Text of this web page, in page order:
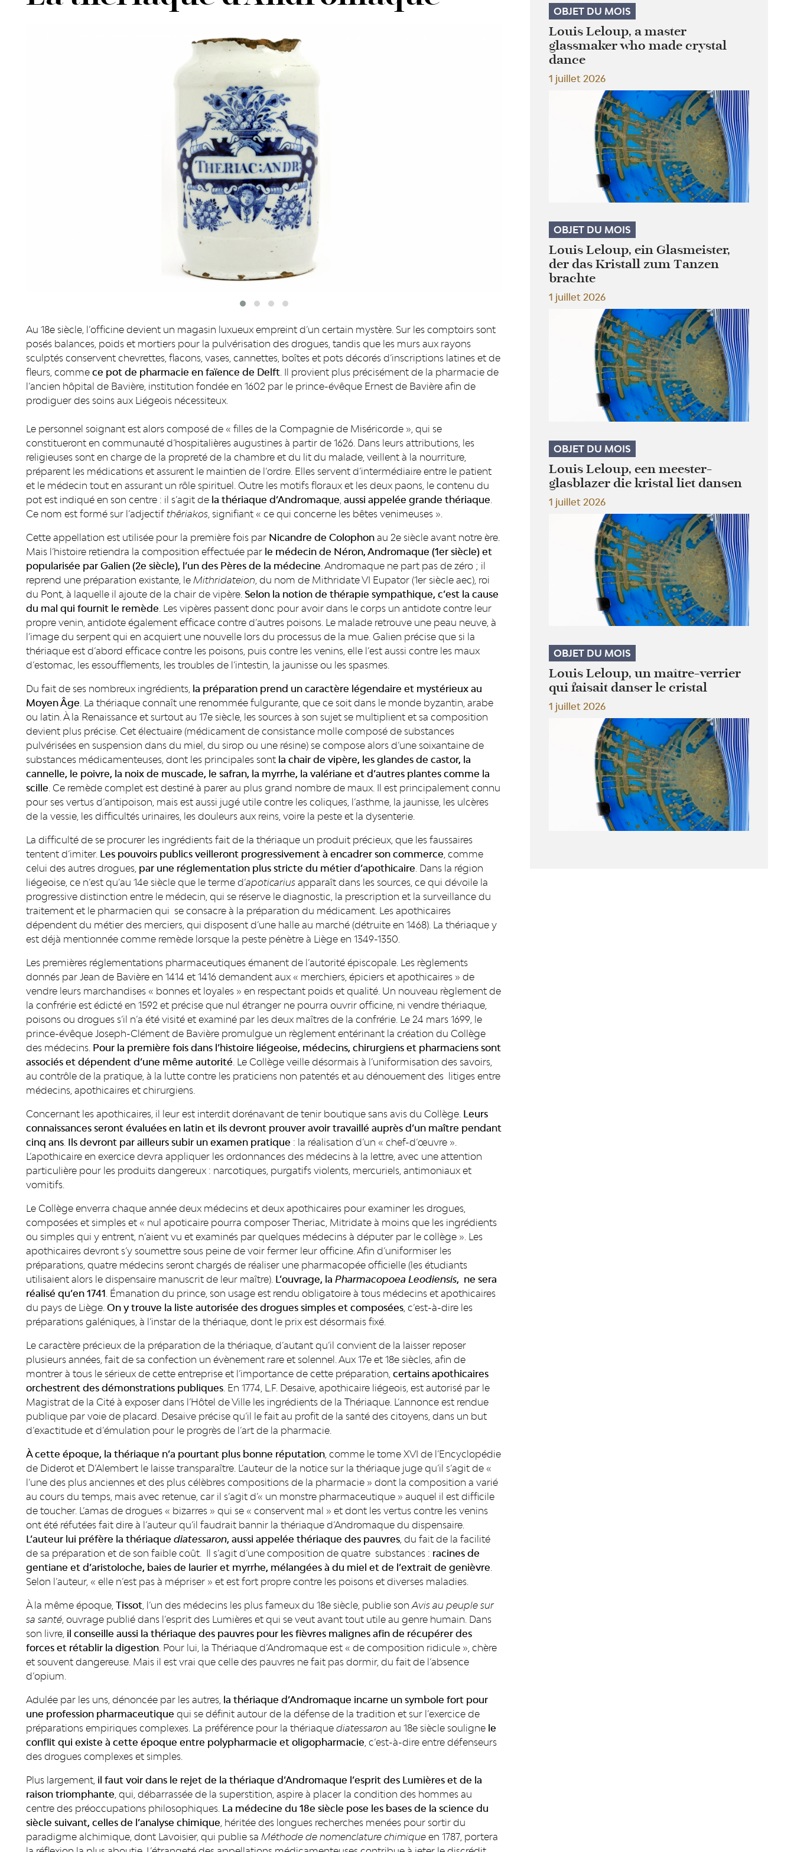
Au 18e siècle, l’officine devient un magasin luxueux empreint d’un certain mystère. Sur les comptoirs sont
posés balances, poids et mortiers pour la pulvérisation des drogues, tandis que les murs aux rayons
sculptés conservent chevrettes, flacons, vases, cannettes, boîtes et pots décorés d’inscriptions latines et de
fleurs, comme ce pot de pharmacie en faïence de Delft. Il provient plus précisément de la pharmacie de
l’ancien hôpital de Bavière, institution fondée en 1602 par le prince-évêque Ernest de Bavière afin de
prodiguer des soins aux Liégeois nécessiteux.
Le personnel soignant est alors composé de « filles de la Compagnie de Miséricorde », qui se
constitueront en communauté d’hospitalières augustines à partir de 1626. Dans leurs attributions, les
religieuses sont en charge de la propreté de la chambre et du lit du malade, veillent à la nourriture,
préparent les médications et assurent le maintien de l’ordre. Elles servent d’intermédiaire entre le patient
et le médecin tout en assurant un rôle spirituel. Outre les motifs floraux et les deux paons, le contenu du
pot est indiqué en son centre : il s’agit de la thériaque d’Andromaque, aussi appelée grande thériaque.
Ce nom est formé sur l’adjectif thêriakos, signifiant « ce qui concerne les bêtes venimeuses ».
Cette appellation est utilisée pour la première fois par Nicandre de Colophon au 2e siècle avant notre ère.
Mais l’histoire retiendra la composition effectuée par le médecin de Néron, Andromaque (1er siècle) et
popularisée par Galien (2e siècle), l’un des Pères de la médecine. Andromaque ne part pas de zéro ; il
reprend une préparation existante, le Mithridateion, du nom de Mithridate VI Eupator (1er siècle aec), roi
du Pont, à laquelle il ajoute de la chair de vipère. Selon la notion de thérapie sympathique, c’est la cause
du mal qui fournit le remède. Les vipères passent donc pour avoir dans le corps un antidote contre leur
propre venin, antidote également efficace contre d’autres poisons. Le malade retrouve une peau neuve, à
l’image du serpent qui en acquiert une nouvelle lors du processus de la mue. Galien précise que si la
thériaque est d’abord efficace contre les poisons, puis contre les venins, elle l’est aussi contre les maux
d’estomac, les essoufflements, les troubles de l’intestin, la jaunisse ou les spasmes.
Du fait de ses nombreux ingrédients, la préparation prend un caractère légendaire et mystérieux au
Moyen Âge. La thériaque connaît une renommée fulgurante, que ce soit dans le monde byzantin, arabe
ou latin. À la Renaissance et surtout au 17e siècle, les sources à son sujet se multiplient et sa composition
devient plus précise. Cet électuaire (médicament de consistance molle composé de substances
pulvérisées en suspension dans du miel, du sirop ou une résine) se compose alors d’une soixantaine de
substances médicamenteuses, dont les principales sont la chair de vipère, les glandes de castor, la
cannelle, le poivre, la noix de muscade, le safran, la myrrhe, la valériane et d’autres plantes comme la
scille. Ce remède complet est destiné à parer au plus grand nombre de maux. Il est principalement connu
pour ses vertus d’antipoison, mais est aussi jugé utile contre les coliques, l’asthme, la jaunisse, les ulcères
de la vessie, les difficultés urinaires, les douleurs aux reins, voire la peste et la dysenterie.
La difficulté de se procurer les ingrédients fait de la thériaque un produit précieux, que les faussaires
tentent d’imiter. Les pouvoirs publics veilleront progressivement à encadrer son commerce, comme
celui des autres drogues, par une réglementation plus stricte du métier d’apothicaire. Dans la région
liégeoise, ce n’est qu’au 14e siècle que le terme d’apoticarius apparaît dans les sources, ce qui dévoile la
progressive distinction entre le médecin, qui se réserve le diagnostic, la prescription et la surveillance du
traitement et le pharmacien qui se consacre à la préparation du médicament. Les apothicaires
dépendent du métier des merciers, qui disposent d’une halle au marché (détruite en 1468). La thériaque y
est déjà mentionnée comme remède lorsque la peste pénètre à Liège en 1349-1350.
Les premières réglementations pharmaceutiques émanent de l’autorité épiscopale. Les règlements
donnés par Jean de Bavière en 1414 et 1416 demandent aux « merchiers, épiciers et apothicaires » de
vendre leurs marchandises « bonnes et loyales » en respectant poids et qualité. Un nouveau règlement de
la confrérie est édicté en 1592 et précise que nul étranger ne pourra ouvrir officine, ni vendre thériaque,
poisons ou drogues s’il n’a été visité et examiné par les deux maîtres de la confrérie. Le 24 mars 1699, le
prince-évêque Joseph-Clément de Bavière promulgue un règlement entérinant la création du Collège
des médecins. Pour la première fois dans l’histoire liégeoise, médecins, chirurgiens et pharmaciens sont
associés et dépendent d’une même autorité. Le Collège veille désormais à l’uniformisation des savoirs,
au contrôle de la pratique, à la lutte contre les praticiens non patentés et au dénouement des litiges entre
médecins, apothicaires et chirurgiens.
Concernant les apothicaires, il leur est interdit dorénavant de tenir boutique sans avis du Collège. Leurs
connaissances seront évaluées en latin et ils devront prouver avoir travaillé auprès d’un maître pendant
cinq ans. Ils devront par ailleurs subir un examen pratique : la réalisation d’un « chef-d’œuvre ».
L’apothicaire en exercice devra appliquer les ordonnances des médecins à la lettre, avec une attention
particulière pour les produits dangereux : narcotiques, purgatifs violents, mercuriels, antimoniaux et
vomitifs.
Le Collège enverra chaque année deux médecins et deux apothicaires pour examiner les drogues,
composées et simples et « nul apoticaire pourra composer Theriac, Mitridate à moins que les ingrédients
ou simples qui y entrent, n’aient vu et examinés par quelques médecins à députer par le collège ». Les
apothicaires devront s’y soumettre sous peine de voir fermer leur officine. Afin d’uniformiser les
préparations, quatre médecins seront chargés de réaliser une pharmacopée officielle (les étudiants
utilisaient alors le dispensaire manuscrit de leur maître). L’ouvrage, la Pharmacopoea Leodiensis, ne sera
réalisé qu’en 1741. Émanation du prince, son usage est rendu obligatoire à tous médecins et apothicaires
du pays de Liège. On y trouve la liste autorisée des drogues simples et composées, c’est-à-dire les
préparations galéniques, à l’instar de la thériaque, dont le prix est désormais fixé.
Le caractère précieux de la préparation de la thériaque, d’autant qu’il convient de la laisser reposer
plusieurs années, fait de sa confection un évènement rare et solennel. Aux 17e et 18e siècles, afin de
montrer à tous le sérieux de cette entreprise et l’importance de cette préparation, certains apothicaires
orchestrent des démonstrations publiques. En 1774, L.F. Desaive, apothicaire liégeois, est autorisé par le
Magistrat de la Cité à exposer dans l’Hôtel de Ville les ingrédients de la Thériaque. L’annonce est rendue
publique par voie de placard. Desaive précise qu’il le fait au profit de la santé des citoyens, dans un but
d’exactitude et d’émulation pour le progrès de l’art de la pharmacie.
À cette époque, la thériaque n’a pourtant plus bonne réputation, comme le tome XVI de l’Encyclopédie
de Diderot et D’Alembert le laisse transparaître. L’auteur de la notice sur la thériaque juge qu’il s’agit de «
l’une des plus anciennes et des plus célèbres compositions de la pharmacie » dont la composition a varié
au cours du temps, mais avec retenue, car il s’agit d’« un monstre pharmaceutique » auquel il est difficile
de toucher. L’amas de drogues « bizarres » qui se « conservent mal » et dont les vertus contre les venins
ont été réfutées fait dire à l’auteur qu’il faudrait bannir la thériaque d’Andromaque du dispensaire.
L’auteur lui préfère la thériaque diatessaron, aussi appelée thériaque des pauvres, du fait de la facilité
de sa préparation et de son faible coût. Il s’agit d’une composition de quatre substances : racines de
gentiane et d’aristoloche, baies de laurier et myrrhe, mélangées à du miel et de l’extrait de genièvre.
Selon l’auteur, « elle n’est pas à mépriser » et est fort propre contre les poisons et diverses maladies.
À la même époque, Tissot, l’un des médecins les plus fameux du 18e siècle, publie sonAvis au peuple sur
sa santé, ouvrage publié dans l’esprit des Lumières et qui se veut avant tout utile au genre humain. Dans
son livre, il conseille aussi la thériaque des pauvres pour les fièvres malignes afin de récupérer des
forces et rétablir la digestion. Pour lui, la Thériaque d’Andromaque est « de composition ridicule », chère
et souvent dangereuse. Mais il est vrai que celle des pauvres ne fait pas dormir, du fait de l’absence
d’opium.
Adulée par les uns, dénoncée par les autres, la thériaque d’Andromaque incarne un symbole fort pour
une profession pharmaceutique qui se définit autour de la défense de la tradition et sur l’exercice de
préparations empiriques complexes. La préférence pour la thériaque diatessaron au 18e siècle souligne le
conflit qui existe à cette époque entre polypharmacie et oligopharmacie, c’est-à-dire entre défenseurs
des drogues complexes et simples.
Plus largement, il faut voir dans le rejet de la thériaque d’Andromaque l’esprit des Lumières et de la
raison triomphante, qui, débarrassée de la superstition, aspire à placer la condition des hommes au
centre des préoccupations philosophiques. La médecine du 18e siècle pose les bases de la science du
siècle suivant, celles de l’analyse chimique, héritée des longues recherches menées pour sortir du
paradigme alchimique, dont Lavoisier, qui publie sa Méthode de nomenclature chimique en 1787, portera
OBJET DU MOIS
Louis Leloup, a master
glassmaker who made crystal
dance
1 juillet 2026
OBJET DU MOIS
Louis Leloup, ein Glasmeister,
der das Kristall zum Tanzen
brachte
1 juillet 2026
OBJET DU MOIS
Louis Leloup, een meester-
glasblazer die kristal liet dansen
1 juillet 2026
OBJET DU MOIS
Louis Leloup, un maître-verrier
qui faisait danser le cristal
1 juillet 2026